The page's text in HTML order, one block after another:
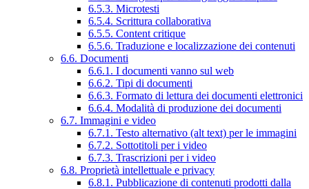
6.5.3. Microtesti
6.5.4. Scrittura collaborativa
6.5.5. Content critique
6.5.6. Traduzione e localizzazione dei contenuti
6.6. Documenti
6.6.1. I documenti vanno sul web
6.6.2. Tipi di documenti
6.6.3. Formato di lettura dei documenti elettronici
6.6.4. Modalità di produzione dei documenti
6.7. Immagini e video
6.7.1. Testo alternativo (alt text) per le immagini
6.7.2. Sottotitoli per i video
6.7.3. Trascrizioni per i video
6.8. Proprietà intellettuale e privacy
6.8.1. Pubblicazione di contenuti prodotti dalla